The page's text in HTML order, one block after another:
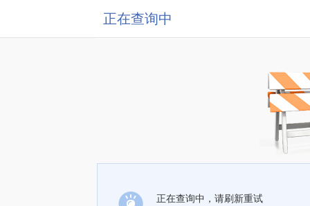
正在查询中
正在查询中，请刷新重试